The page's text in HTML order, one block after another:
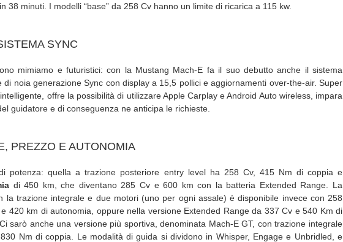
38 minuti. I modelli “base” da 258 Cv hanno un limite di ricarica a 115 kw.
SYNC
mimiamo e futuristici: con la Mustang Mach-E fa il suo debutto anche il sistema
di noia generazione Sync con display a 15,5 pollici e aggiornamenti over-the-air. Super
offre la possibilità di utilizzare Apple Carplay e Android Auto wireless, impara
guidatore e di conseguenza ne anticipa le richieste.
PREZZO E AUTONOMIA
potenza: quella a trazione posteriore entry level ha 258 Cv, 415 Nm di coppia e
di 450 km, che diventano 285 Cv e 600 km con la batteria Extended Range. La
la trazione integrale e due motori (uno per ogni assale) è disponibile invece con 258
420 km di autonomia, oppure nella versione Extended Range da 337 Cv e 540 Km di
sarò anche una versione più sportiva, denominata Mach-E GT, con trazione integrale
Nm di coppia. Le modalità di guida si dividono in Whisper, Engage e Unbridled, e